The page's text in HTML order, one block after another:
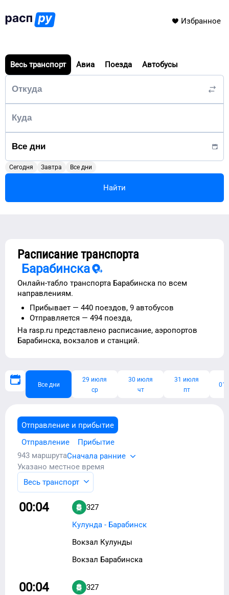
Избранное
Весь транспорт Авиа Поезда Автобусы
Сегодня Завтра Все дни
Найти
Расписание транспорта
Барабинска
Онлайн-табло транспорта Барабинска по всем
направлениям.
Прибывает — 440 поездов, 9 автобусов
Отправляется — 494 поезда,
На rasp.ru представлено расписание, аэропортов
Барабинска, вокзалов и станций.
Все дни
29 июля
ср
30 июля
чт
31 июля
пт
01
Отправление и прибытие
Отправление
Прибытие
943 маршрутаСначала ранние
Указано местное время
Весь транспорт
00:04
327
Кулунда - Барабинск
Вокзал Кулунды
Вокзал Барабинска
00:04
327